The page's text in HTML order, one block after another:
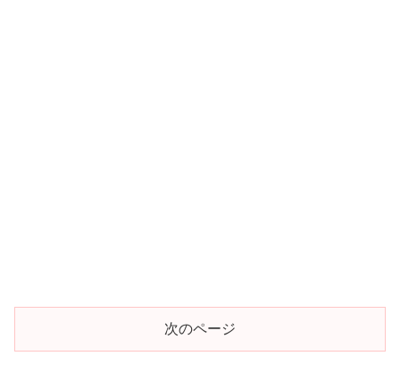
次のページ